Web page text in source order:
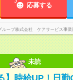
応募する
ループ株式会社 ケアサービス事
未読
】時給UP！日